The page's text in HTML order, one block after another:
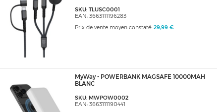
SKU: TLUSC0001
EAN: 3663111196283
Prix de vente moyen constaté: 29,99 €
MyWay - POWERBANK MAGSAFE 10000MAH
BLANC
SKU: MWPOW0002
EAN: 3663111190441